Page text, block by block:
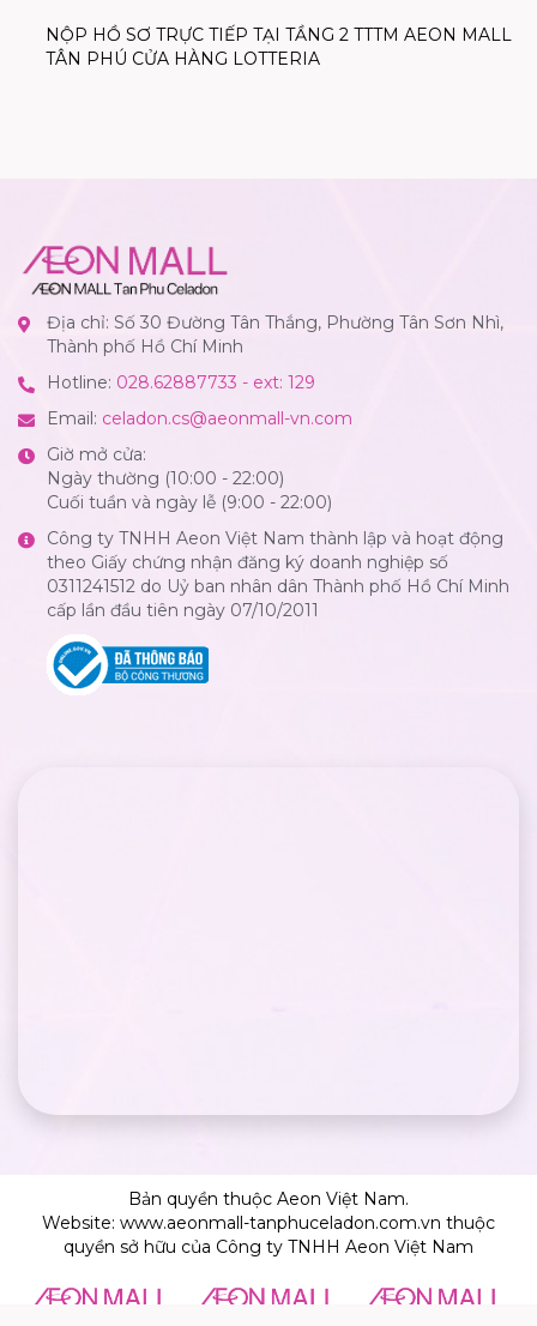
NỘP HỒ SƠ TRỰC TIẾP TẠI TẦNG 2 TTTM AEON MALL
TÂN PHÚ CỬA HÀNG LOTTERIA
Địa chỉ: Số 30 Đường Tân Thắng, Phường Tân Sơn Nhì,
Thành phố Hồ Chí Minh
Hotline: 028.62887733 - ext: 129
Email: celadon.cs@aeonmall-vn.com
Giờ mở cửa:
Ngày thường (10:00 - 22:00)
Cuối tuần và ngày lễ (9:00 - 22:00)
Công ty TNHH Aeon Việt Nam thành lập và hoạt động
theo Giấy chứng nhận đăng ký doanh nghiệp số
0311241512 do Uỷ ban nhân dân Thành phố Hồ Chí Minh
cấp lần đầu tiên ngày 07/10/2011
Bản quyền thuộc Aeon Việt Nam.
Website: www.aeonmall-tanphuceladon.com.vn thuộc
quyền sở hữu của Công ty TNHH Aeon Việt Nam